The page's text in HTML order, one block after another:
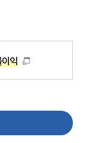
익